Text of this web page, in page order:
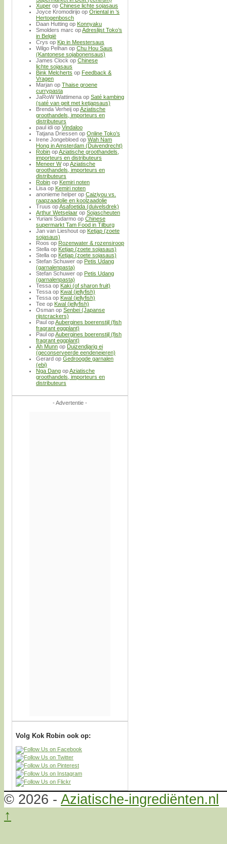
Xuper op Chinese lichte sojasaus
Joyce Kromodirijo op Oriental in ’s
Hertogenbosch
Daan Hutting op Konnyaku
Smolders marc opAdreslijst Toko’s
in België
Crys op Kip in Meestersaus
Wilgo Pelhan op Chu Hou Saus
(Kantonese sojabonensaus)
James Clock op Chinese
lichte sojasaus
Bink Melcherts op Feedback &
Vragen
Marjan op Thaise groene
currypasta
JaRoW Wattimena op Saté kambing
(saté van geit met ketjapsaus)
Brenda Verheij opAziatische
groothandels, importeurs en
distributeurs
paul idi op Vindaloo
Tatjana Driessen op Online Toko’s
Irene Jongebloed op Wah Nam
Hong in Amsterdam (Duivendrecht)
Robin opAziatische groothandels,
importeurs en distributeurs
Meneer WopAziatische
groothandels, importeurs en
distributeurs
Robin op Kemiri noten
Lisa op Kemiri noten
anonieme helper op Caiziyou vs.
raapzaadolie en koolzaadolie
Truus opAsafoetida (duivelsdrek)
Arthur Wetselaar op Sojascheuten
Yuriani Sudarmo op Chinese
supermarkt Tam Food in Tilburg
Jan van Lieshout op Ketjap (zoete
sojasaus)
Roos op Rozenwater & rozensiroop
Stella op Ketjap (zoete sojasaus)
Stella op Ketjap (zoete sojasaus)
Stefan Schuwer op Petis Udang
(garnalenpasta)
Stefan Schuwer op Petis Udang
(garnalenpasta)
Tessa op Kaki (of sharon fruit)
Tessa op Kwal (jellyfish)
Tessa op Kwal (jellyfish)
Tee op Kwal (jellyfish)
Osman op Senbei (Japanse
rijstcrackers)
Paul opAubergines boerenstijl (fish
fragrant eggplant)
Paul opAubergines boerenstijl (fish
fragrant eggplant)
Ah Munn op Duizendjarig ei
(geconserveerde eendeneieren)
Gerard op Gedroogde garnalen
(ebi)
Nga Dang opAziatische
groothandels, importeurs en
distributeurs
- Advertentie -
Volg Kok Robin ook op:
© 2026 - Aziatische-ingrediënten.nl
↑